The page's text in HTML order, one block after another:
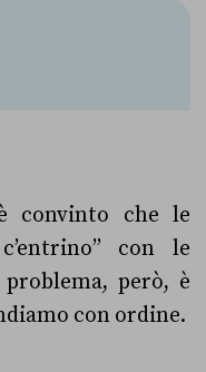
convinto che le
con le
però, è
con ordine.